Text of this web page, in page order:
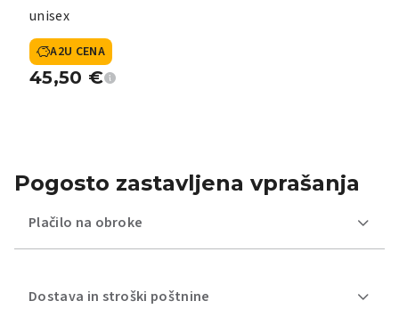
unisex
A2U CENA
45,50 €
Pogosto zastavljena vprašanja
Plačilo na obroke
Dostava in stroški poštnine